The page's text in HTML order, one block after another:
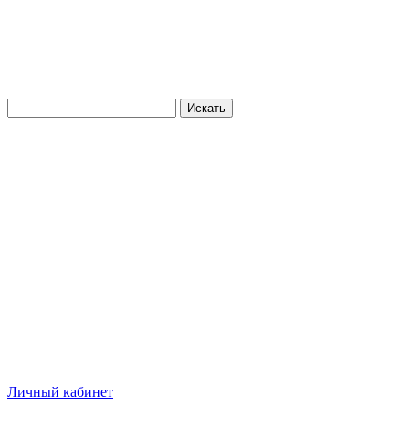
Искать
Личный кабинет